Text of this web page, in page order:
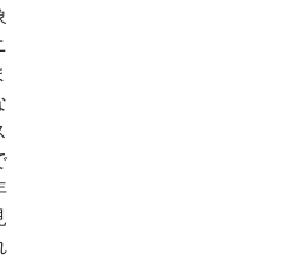
じ方向に来る（見えない）
道座標系（黄道座標系では2月29